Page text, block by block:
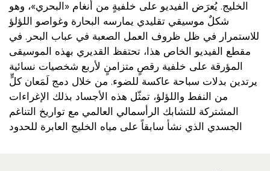
الخليج. يُعرَض الفيديو على خلفيةٍ من أنغام «البحري»، وهو
شكلٌ موسيقي تقليدي يمارسه البحارة وغواصو اللؤلؤ
للاستمرار في ظل ظروف العمل الصعبة في عباب البحر. في
مقطع الفيديو الخاص هذا، تحتفظ القديري بهذه الموسيقى
المؤرقة على خلفية رقصٍ متزامنٍ لأربع شخصيات نسائية
يرتدين بدلات سباحة عاكسة للضوء. من خلال دمج لَمَعان كلٍّ
من النفط واللؤلؤ، تمثّل هذه الأجساد بذلك الإغراءات
المشتركة للتشابك الرأسمالي العالمي مع تواريخ التناغم
الجسدي الذي نشأ سابقاً على مياه الخليج العابرة للحدود